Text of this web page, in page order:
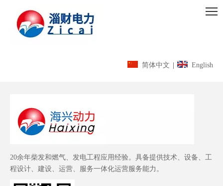
简体中文 English
20余年柴发和燃气、发电工程应用经验。具备提供技术、设备、工
程设计、建设、运营、服务一体化运营服务能力。